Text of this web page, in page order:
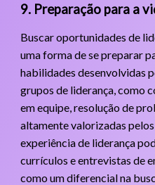
9. Preparação para a
Buscar oportunidades de
uma forma de se preparar
habilidades desenvolvidas
grupos de liderança, como
em equipe, resolução de
altamente valorizadas
experiência de liderança
currículos e entrevistas de
como um diferencial na